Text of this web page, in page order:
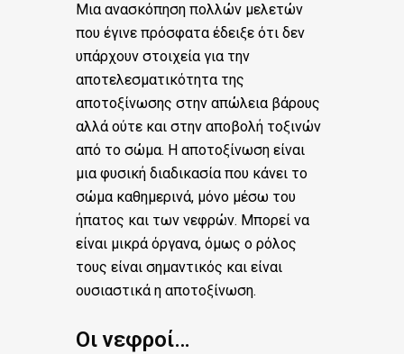
Μια ανασκόπηση πολλών μελετών
που έγινε πρόσφατα έδειξε ότι δεν
υπάρχουν στοιχεία για την
αποτελεσματικότητα της
αποτοξίνωσης στην απώλεια βάρους
αλλά ούτε και στην αποβολή τοξινών
από το σώμα. Η αποτοξίνωση είναι
μια φυσική διαδικασία που κάνει το
σώμα καθημερινά, μόνο μέσω του
ήπατος και των νεφρών. Μπορεί να
είναι μικρά όργανα, όμως ο ρόλος
τους είναι σημαντικός και είναι
ουσιαστικά η αποτοξίνωση.
Οι νεφροί…